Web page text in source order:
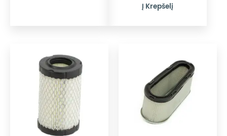
Į Krepšelį